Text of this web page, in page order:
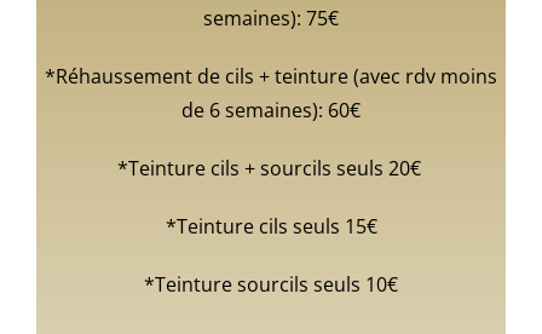
semaines): 75€
*Réhaussement de cils + teinture (avec rdv moins
de 6 semaines): 60€
*Teinture cils + sourcils seuls 20€
*Teinture cils seuls 15€
*Teinture sourcils seuls 10€